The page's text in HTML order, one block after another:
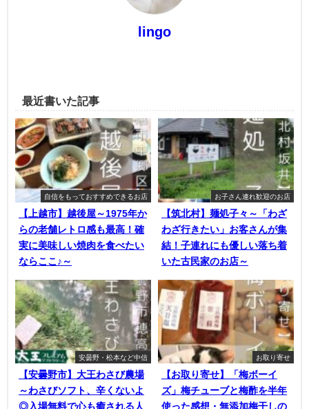
lingo
最近書いた記事
自信をもっておすすめできるお店
【上越市】越後屋～1975年か
らの老舗レトロ感も最高！確
実に美味しい焼肉を食べたい
ならここ♪～
お子さん連れ歓迎のお店
【筑北村】麺処子々～「わざ
わざ行きたい」お客さんが集
結！子連れにも優しい落ち着
いた古民家のお店～
安曇野・松本など中信
【安曇野市】大王わさび農場
～わさびソフト、辛くないよ
◎入場無料で心も癒される人
お取り寄せ
【お取り寄せ】「梅ボーイ
ズ」梅チューブと梅酢を半年
使った感想・無添加梅干しの